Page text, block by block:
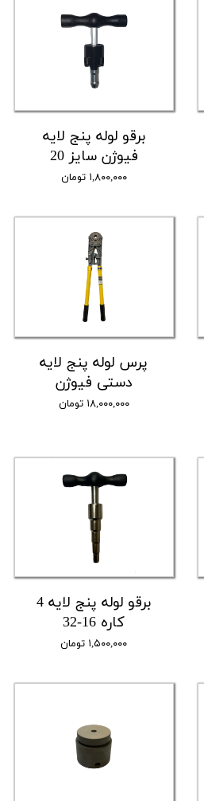
برقو لوله پنج لایه
فیوژن سایز 20
۱,۸۰۰,۰۰۰ تومان
پرس لوله پنج لایه
دستی فیوژن
۱۸,۰۰۰,۰۰۰ تومان
برقو لوله پنج لایه 4
کاره 16-32
۱,۵۰۰,۰۰۰ تومان